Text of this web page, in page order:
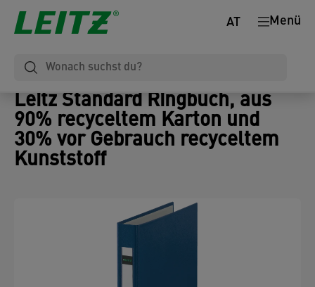
Menü
AT
Leitz Standard Ringbuch, aus
90% recyceltem Karton und
30% vor Gebrauch recyceltem
Kunststoff